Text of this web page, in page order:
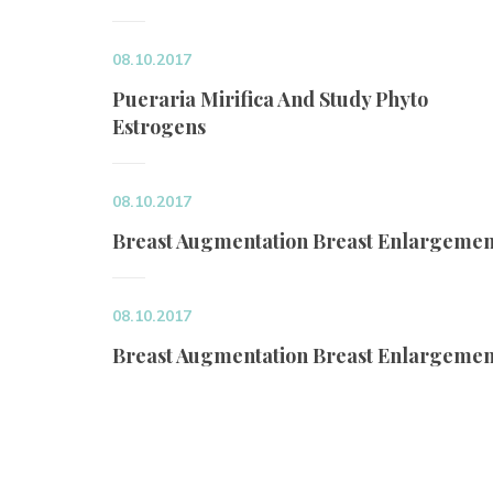
08.10.2017
Pueraria Mirifica And Study Phyto
Estrogen
08.10.2017
Breast Augmentation Breast
08.10.2017
Breast Augmentation Breast